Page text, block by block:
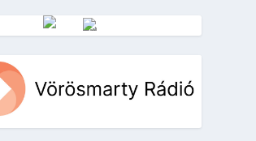
Vörösmarty Rádió